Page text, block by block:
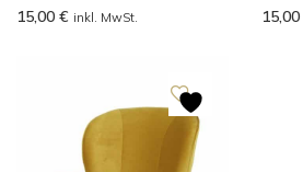
15,00 € inkl. MwSt. 15,00